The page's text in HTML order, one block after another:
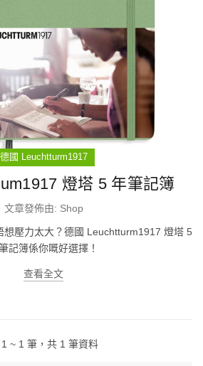
德國 Leuchtturm1917
燈塔 5 年筆記簿
文章發佈由: Shop
想壓力太大？德國 Leuchtturm1917 燈塔 5
記簿係你嘅好選擇！
查看全文
1 ~ 1 筆，共 1 筆資料